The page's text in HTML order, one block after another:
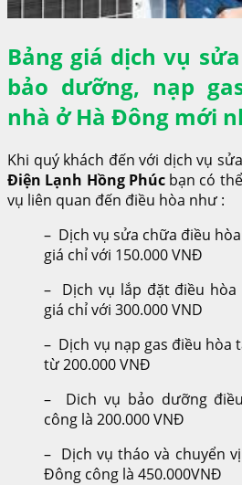
Bảng giá dịch vụ
bảo dưỡng, nạp
nhà ở Hà Đông mới
Khi quý khách đến với dịch vụ
Điện Lạnh Hồng Phúcbạn có
vụ liên quan đến điều hòa như :
– Dịch vụ sửa chữa điều
giá chỉ với 150.000 VNĐ
– Dịch vụ lắp đặt điều
giá chỉ với 300.000 VND
– Dịch vụ nạp gas điều hòa
từ 200.000 VNĐ
– Dich vụ bảo dưỡng
công là 200.000 VNĐ
– Dịch vụ tháo và chuyển
Đông công là 450.000VNĐ